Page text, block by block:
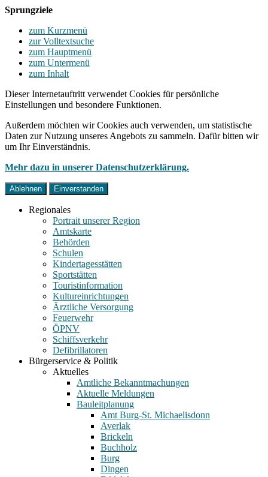
Sprungziele
zum Kurzmenü
zur Volltextsuche
zum Hauptmenü
zum Untermenü
zum Inhalt
Dieser Internetauftritt verwendet Cookies für persönliche
Einstellungen und besondere Funktionen.
Außerdem möchten wir Cookies auch verwenden, um statistische
Daten zur Nutzung unseres Angebots zu sammeln. Dafür bitten wir
um Ihr Einverständnis.
Mehr dazu in unserer Datenschutzerklärung.
Ablehnen Einverstanden
Regionales
Portrait unserer Region
Amtskarte
Behörden
Schulen
Kindertagesstätten
Sportstätten
Touristinformation
Kultureinrichtungen
Ärztliche Versorgung
Feuerwehr
ÖPNV
Schiffsverkehr
Defibrillatoren
Bürgerservice & Politik
Aktuelles
Amtliche Bekanntmachungen
Aktuelle Meldungen
Bauleitplanung
Amt Burg-St. Michaelisdonn
Averlak
Brickeln
Buchholz
Burg
Dingen